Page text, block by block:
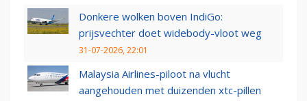
Donkere wolken boven IndiGo:
prijsvechter doet widebody-vloot weg
31-07-2026, 22:01
Malaysia Airlines-piloot na vlucht
aangehouden met duizenden xtc-pillen